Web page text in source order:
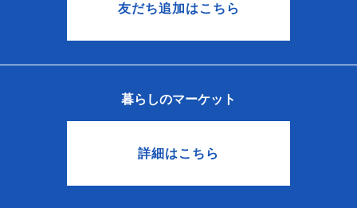
友だち追加はこちら
暮らしのマーケット
詳細はこちら